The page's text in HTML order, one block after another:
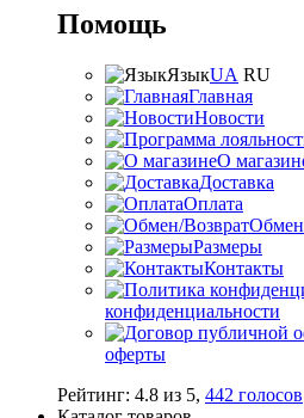
Помощь
ЯзыкUA RU
Главная
Новости
О
Доставка
Оплата
Размеры
Контакты
конфиденциальности
оферты
Рейтинг: 4.8 из 5, 442 голосов